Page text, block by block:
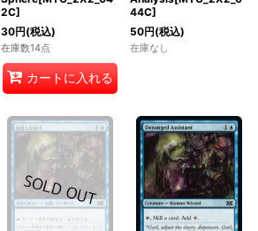
2C]
30円(税込)
在庫数14点
カートに入れる
44C]
50円(税込)
在庫なし